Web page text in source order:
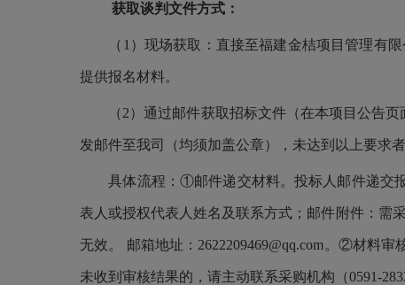
获取谈判文件方式：
（1）现场获取：直接至福建金桔项目管理有限
提供报名材料。
（2）通过邮件获取招标文件（在本项目公告页
发邮件至我司（均须加盖公章），未达到以上要求者
具体流程：①邮件递交材料。投标人邮件递交报
表人或授权代表人姓名及联系方式；邮件附件：需
无效。 邮箱地址：2622209469@qq.com。②材料
未收到审核结果的，请主动联系采购机构（0591-